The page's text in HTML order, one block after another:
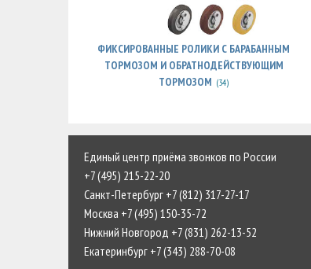
ФИКСИРОВАННЫЕ РОЛИКИ С БАРАБАННЫМ
ТОРМОЗОМ И ОБРАТНОДЕЙСТВУЮЩИМ
ТОРМОЗОМ (34)
Единый центр приёма звонков по России
+7 (495) 215-22-20
Санкт-Петербург +7 (812) 317-27-17
Москва +7 (495) 150-35-72
Нижний Новгород +7 (831) 262-13-52
Екатеринбург +7 (343) 288-70-08